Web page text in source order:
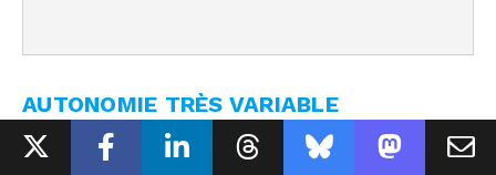
AUTONOMIE TRÈS VARIABLE